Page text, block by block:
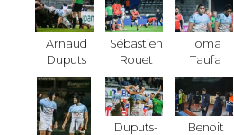
Arnaud
Duputs
Sébastien
Rouet
Toma
Taufa
Duputs-
Benoit